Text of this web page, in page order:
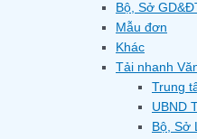
Bộ, Sở
Mẫu đơn
Khác
Tải nhanh
Trung
UBND
Bộ, Sở